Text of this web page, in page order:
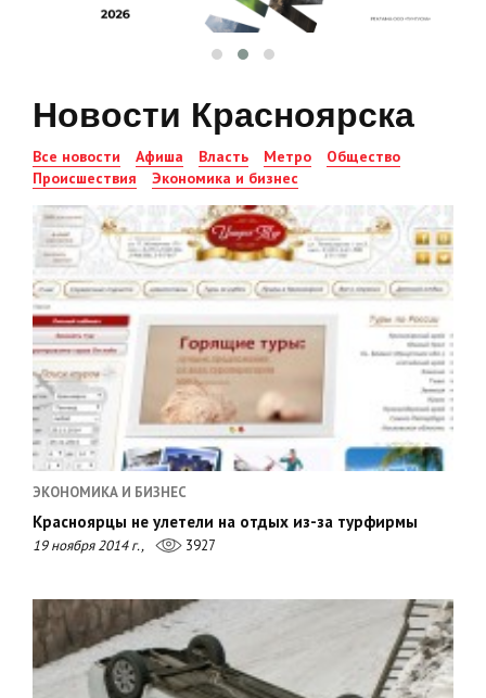
Новости Красноярска
Все новости Афиша Власть Метро
Общество
Происшествия
Экономика и бизнес
ЭКОНОМИКА И БИЗНЕС
Красноярцы не улетели на отдых из-за турфирмы
19 ноября 2014 г., 3927